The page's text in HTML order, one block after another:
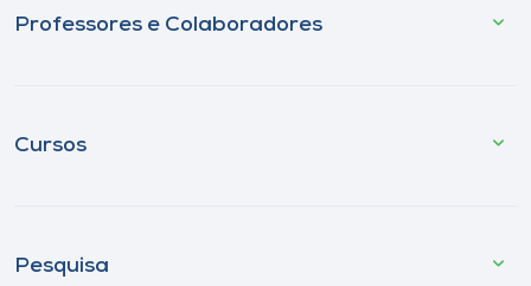
Professores e Colaboradores
Cursos
Pesquisa